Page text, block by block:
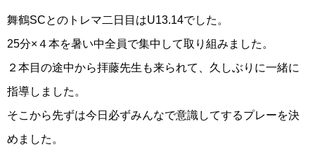
舞鶴SCとのトレマ二日目はU13.14でした。
25分×４本を暑い中全員で集中して取り組みました。
２本目の途中から拝藤先生も来られて、久しぶりに一緒に
指導しました。
そこから先ずは今日必ずみんなで意識してするプレーを決
めました。